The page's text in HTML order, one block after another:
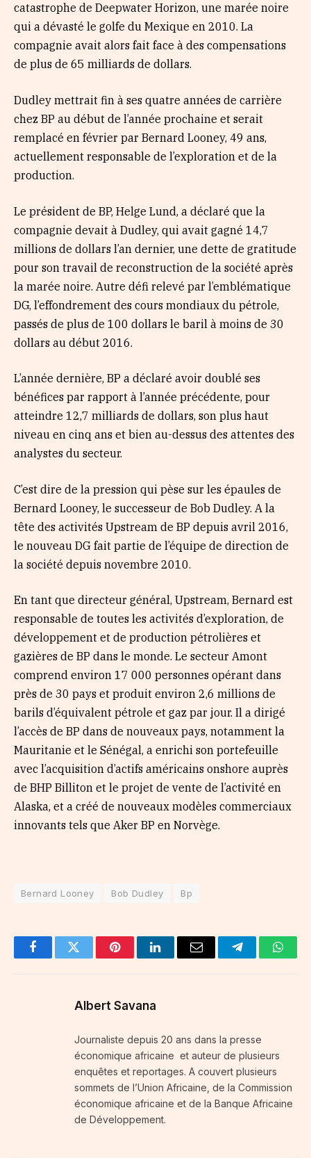
catastrophe de Deepwater Horizon, une marée noire
qui a dévasté le golfe du Mexique en 2010. La
compagnie avait alors fait face à des compensations
de plus de 65 milliards de dollars.
Dudley mettrait fin à ses quatre années de carrière
chez BP au début de l’année prochaine et serait
remplacé en février par Bernard Looney, 49 ans,
actuellement responsable de l’exploration et de la
production.
Le président de BP, Helge Lund, a déclaré que la
compagnie devait à Dudley, qui avait gagné 14,7
millions de dollars l’an dernier, une dette de gratitude
pour son travail de reconstruction de la société après
la marée noire. Autre défi relevé par l’emblématique
DG, l’effondrement des cours mondiaux du pétrole,
passés de plus de 100 dollars le baril à moins de 30
dollars au début 2016.
L’année dernière, BP a déclaré avoir doublé ses
bénéfices par rapport à l’année précédente, pour
atteindre 12,7 milliards de dollars, son plus haut
niveau en cinq ans et bien au-dessus des attentes des
analystes du secteur.
C’est dire de la pression qui pèse sur les épaules de
Bernard Looney, le successeur de Bob Dudley. A la
tête des activités Upstream de BP depuis avril 2016,
le nouveau DG fait partie de l’équipe de direction de
la société depuis novembre 2010.
En tant que directeur général, Upstream, Bernard est
responsable de toutes les activités d’exploration, de
développement et de production pétrolières et
gazières de BP dans le monde. Le secteur Amont
comprend environ 17 000 personnes opérant dans
près de 30 pays et produit environ 2,6 millions de
barils d’équivalent pétrole et gaz par jour. Il a dirigé
l’accès de BP dans de nouveaux pays, notamment la
Mauritanie et le Sénégal, a enrichi son portefeuille
avec l’acquisition d’actifs américains onshore auprès
de BHP Billiton et le projet de vente de l’activité en
Alaska, et a créé de nouveaux modèles commerciaux
innovants tels que Aker BP en Norvège.
Bernard Looney Bob Dudley Bp
FacebookTwitter PinterestLinkedInEmail Telegram
Albert Savana
Journaliste depuis 20 ans dans la presse
économique africaine et auteur de plusieurs
enquêtes et reportages. A couvert plusieurs
sommets de l’Union Africaine, de la Commission
économique africaine et de la Banque Africaine
de Développement.